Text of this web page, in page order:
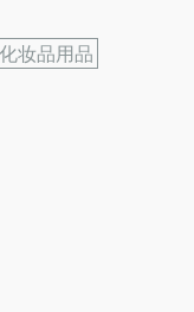
化妆品用品